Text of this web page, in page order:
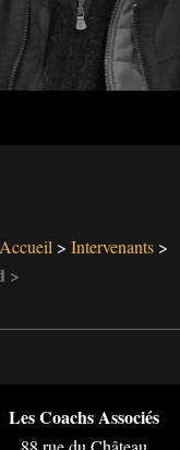
Accueil Intervenants
Les Coachs Associés